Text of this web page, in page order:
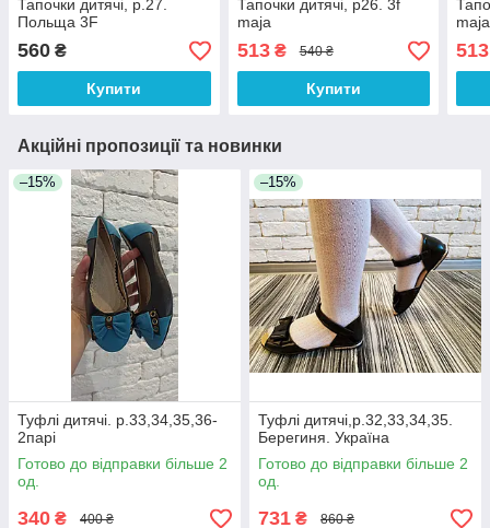
Тапочки дитячі, р.27.
Польща 3F
560 ₴
Купити
Тапочки дитячі, р26. 3f
maja
513₴ 540 ₴
Купити
maja
513
Акційні пропозиції та новинки
–15%
Туфлі дитячі. р.33,34,35,36-
2парі
Готово до відправки більше 2
од.
340 ₴ 400 ₴
–15%
Туфлі дитячі,р.32,33,34,35.
Берегиня. Україна
Готово до відправки більше 2
од.
731 ₴ 860 ₴